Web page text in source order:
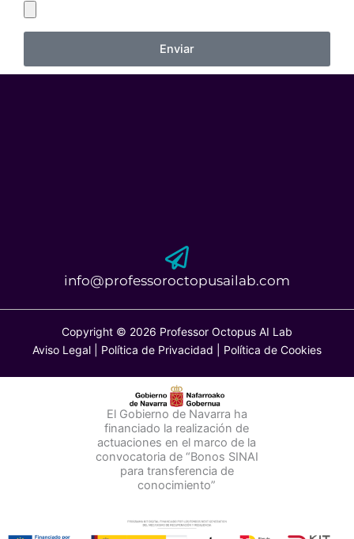
Enviar
info@professoroctopusailab.com
Copyright © 2026 Professor Octopus AI Lab
Aviso Legal
Política de Privacidad Política de Cookies
El Gobierno de Navarra ha
financiado la realización de
actuaciones en el marco de la
convocatoria de “Bonos SINAI
para transferencia de
conocimiento”